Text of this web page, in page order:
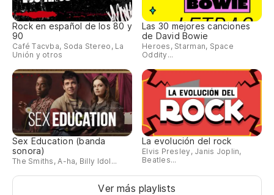
Rock en español de los 80 y
90
Café Tacvba, Soda Stereo, La
Unión y otros
Las 30 mejores canciones
de David Bowie
Heroes, Starman, Space
Oddity...
Sex Education (banda
sonora)
The Smiths, A-ha, Billy Idol...
La evolución del rock
Elvis Presley, Janis Joplin,
Beatles...
Ver más playlists